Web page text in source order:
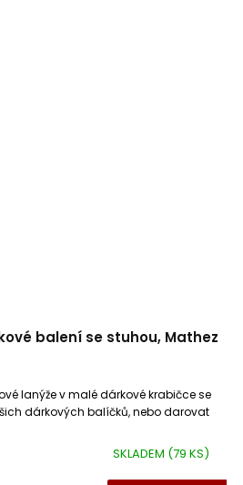
balení se stuhou, Mathez
SKLADEM (79 KS)
lanýže v malé dárkové krabičce se
dárkových balíčků, nebo darovat